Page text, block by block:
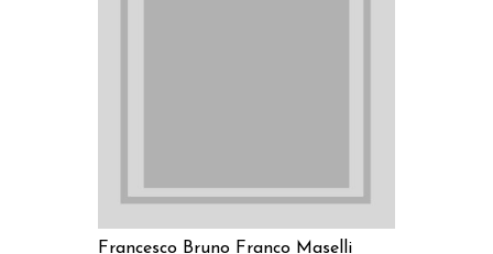
Francesco Bruno Franco Maselli